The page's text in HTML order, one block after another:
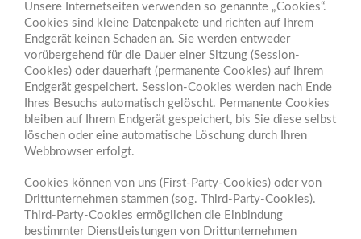
Unsere Internetseiten verwenden so genannte „Cookies“.
Cookies sind kleine Datenpakete und richten auf Ihrem
Endgerät keinen Schaden an. Sie werden entweder
vorübergehend für die Dauer einer Sitzung (Session-
Cookies) oder dauerhaft (permanente Cookies) auf Ihrem
Endgerät gespeichert. Session-Cookies werden nach Ende
Ihres Besuchs automatisch gelöscht. Permanente Cookies
bleiben auf Ihrem Endgerät gespeichert, bis Sie diese selbst
löschen oder eine automatische Löschung durch Ihren
Webbrowser erfolgt.
Cookies können von uns (First-Party-Cookies) oder von
Drittunternehmen stammen (sog. Third-Party-Cookies).
Third-Party-Cookies ermöglichen die Einbindung
bestimmter Dienstleistungen von Drittunternehmen